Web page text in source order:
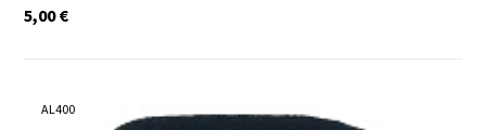
€
5,00
AL400